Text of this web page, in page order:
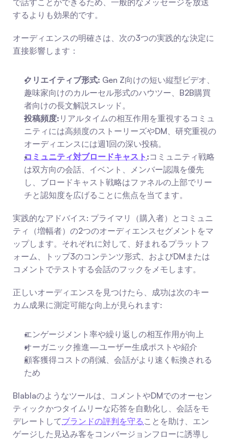
で話すことができるため、一般的なメッセージを放送
するよりも効果的です。
オーディエンスの明確さは、次の3つの実践的な決定に
直接影響します：
クリエイティブ形式: Gen Z向けの短い縦型ビデオ、
趣味家向けのカルーセル形式のハウツー、B2B購買
者向けの長文解説スレッド。
投稿頻度: リアルタイムの相互作用を重視するコミュ
ニティには高頻度のストーリーズやDM、研究重視の
オーディエンスには週1回の深い投稿。
コミュニティ対ブロードキャスト :コミュニティ戦略
は双方向の会話、イベント、メンバー認識を優先
し、ブロードキャスト戦略はファネルの上部でリー
チと認知度を広げることに焦点を当てます。
実践的なアドバイス: プライマリ（購入者）とコミュニ
ティ（増幅者）の2つのオーディエンスセグメントをマ
ップします。それぞれに対して、好まれるプラットフ
ォーム、トップ3のコンテンツ形式、およびDMまたは
コメントでテストする会話のフックをメモします。
正しいオーディエンスを見つけたら、成功は次のキー
カム成果に測定可能な向上が見られます:
エンゲージメント率や繰り返しの相互作用が向上
オーガニック推進—ユーザー生成ポストや紹介
顧客獲得コストの削減、会話がより速く転換される
ため
Blablaのようなツールは、コメントやDMでのオーセン
ティックかつタイムリーな応答を自動化し、会話をモ
デレートしてブランドの評判を守る ことを助け、エン
ゲージした見込み客をコンバージョンフローに誘導し